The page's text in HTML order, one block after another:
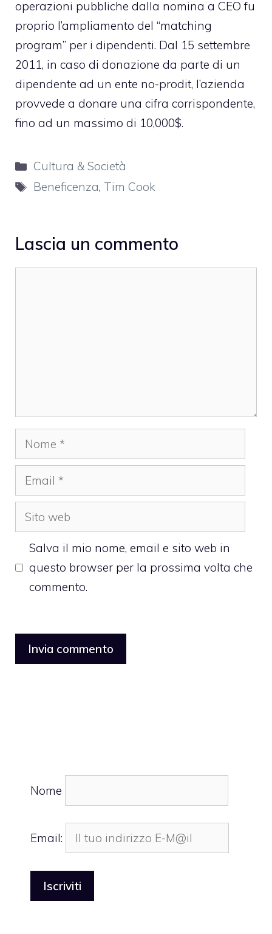
operazioni pubbliche dalla nomina a CEO fu
proprio l’ampliamento del “matching
program” per i dipendenti. Dal 15 settembre
2011, in caso di donazione da parte di un
dipendente ad un ente no-prodit, l’azienda
provvede a donare una cifra corrispondente,
fino ad un massimo di 10,000$.
Categorie
Cultura & Società
Tag
Beneficenza, Tim Cook
Lascia un commento
Nome
Email
Sito
web
Salva il mio nome, email e sito web in
questo browser per la prossima volta che
commento.
Nome
Email: